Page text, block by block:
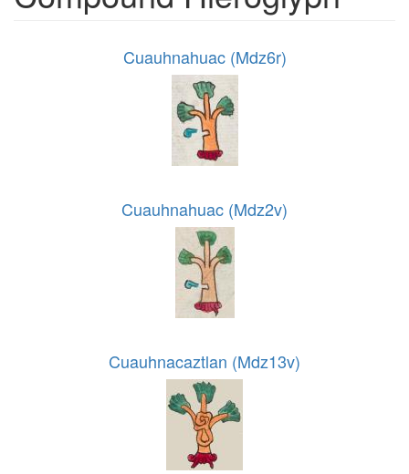
Cuauhnahuac (Mdz6r)
Cuauhnahuac (Mdz2v)
Cuauhnacaztlan (Mdz13v)